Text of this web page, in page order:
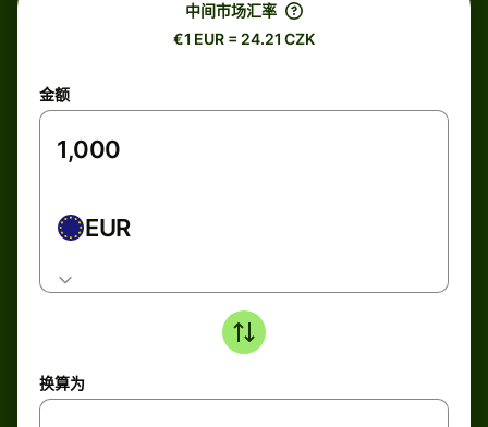
中间市场汇率
€1 EUR = 24.21 CZK
金额
EUR
换算为